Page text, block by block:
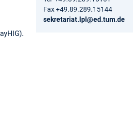
Fax +49.89.289.15144
sekretariat.lpl@ed.tum.de